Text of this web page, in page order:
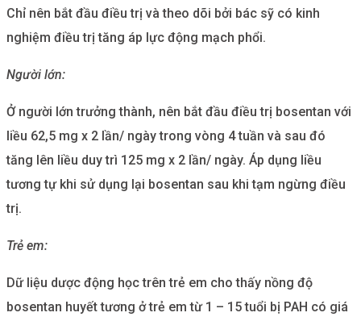
Chỉ nên bắt đầu điều trị và theo dõi bởi bác sỹ có kinh
nghiệm điều trị tăng áp lực động mạch phổi.
Người lớn:
Ở người lớn trưởng thành, nên bắt đầu điều trị bosentan với
liều 62,5 mg x 2 lần/ ngày trong vòng 4 tuần và sau đó
tăng lên liều duy trì 125 mg x 2 lần/ ngày. Áp dụng liều
tương tự khi sử dụng lại bosentan sau khi tạm ngừng điều
trị.
Trẻ em:
Dữ liệu dược động học trên trẻ em cho thấy nồng độ
bosentan huyết tương ở trẻ em từ 1 – 15 tuổi bị PAH có giá